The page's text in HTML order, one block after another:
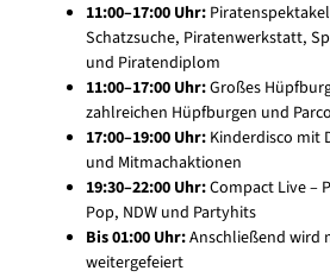
11:00–17:00 Uhr:
Schatzsuche, Piratenwerkstatt,
und Piratendiplom
11:00–17:00 Uhr:Großes
zahlreichen Hüpfburgen und
17:00–19:00 Uhr: Kinderdisco mit
und Mitmachaktionen
19:30–22:00 Uhr:Compact Live –
Pop, NDW und Partyhits
Bis 01:00 Uhr:Anschließend wird
weitergefeiert